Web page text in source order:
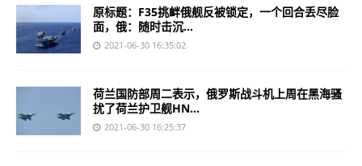
原标题：F35挑衅俄舰反被锁定，一个回合丢尽脸
面，俄：随时击沉...
2021-06-30 16:35:02
荷兰国防部周二表示，俄罗斯战斗机上周在黑海骚
扰了荷兰护卫舰HN...
2021-06-30 16:25:37